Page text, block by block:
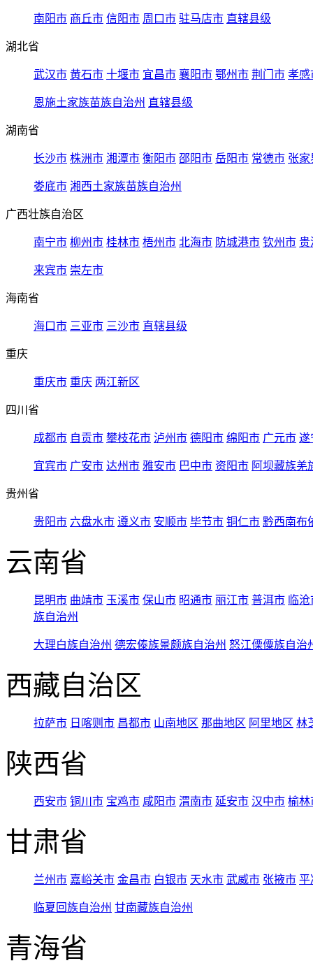
南阳市 商丘市 信阳市 周口市 驻马店市 直辖县级
湖北省
武汉市 黄石市 十堰市 宜昌市 襄阳市 鄂州市 荆门市 孝感
恩施土家族苗族自治州 直辖县级
湖南省
长沙市 株洲市 湘潭市 衡阳市 邵阳市 岳阳市 常德市 张家
娄底市 湘西土家族苗族自治州
广西壮族自治区
南宁市 柳州市 桂林市 梧州市 北海市 防城港市 钦州市 贵
来宾市 崇左市
海南省
海口市 三亚市 三沙市 直辖县级
重庆
重庆市 重庆 两江新区
四川省
成都市 自贡市 攀枝花市 泸州市 德阳市 绵阳市 广元市 遂
宜宾市 广安市 达州市 雅安市 巴中市 资阳市 阿坝藏族羌
贵州省
贵阳市 六盘水市 遵义市 安顺市 毕节市 铜仁市 黔西南布
云南省
昆明市 曲靖市 玉溪市 保山市 昭通市 丽江市 普洱市 临
族自治州
大理白族自治州 德宏傣族景颇族自治州 怒江傈僳族自治
西藏自治区
拉萨市 日喀则市 昌都市 山南地区 那曲地区 阿里地区 林
陕西省
西安市 铜川市 宝鸡市 咸阳市 渭南市 延安市 汉中市 榆林
甘肃省
兰州市 嘉峪关市 金昌市 白银市 天水市 武威市 张掖市 平
临夏回族自治州 甘南藏族自治州
青海省